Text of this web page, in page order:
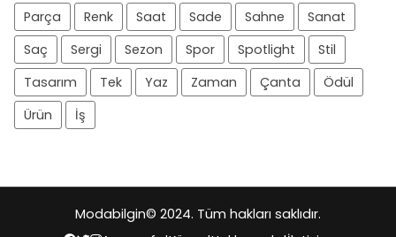
Parça
Renk Saat Sade Sahne
Sanat
Saç
Sergi Sezon Spor Spotlight
Stil
Tasarım
Tek Yaz Zaman Çanta
Ödül
Ürün
İş
Modabilgin© 2024. Tüm hakları saklıdır.